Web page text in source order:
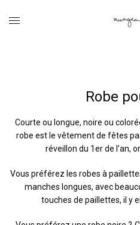
Robe
Courte ou longue, noire ou
robe est le vêtement de fêtes
réveillon du 1er de l’an,
Vous préférez les robes à
manches longues, avec
touches de paillettes, il y